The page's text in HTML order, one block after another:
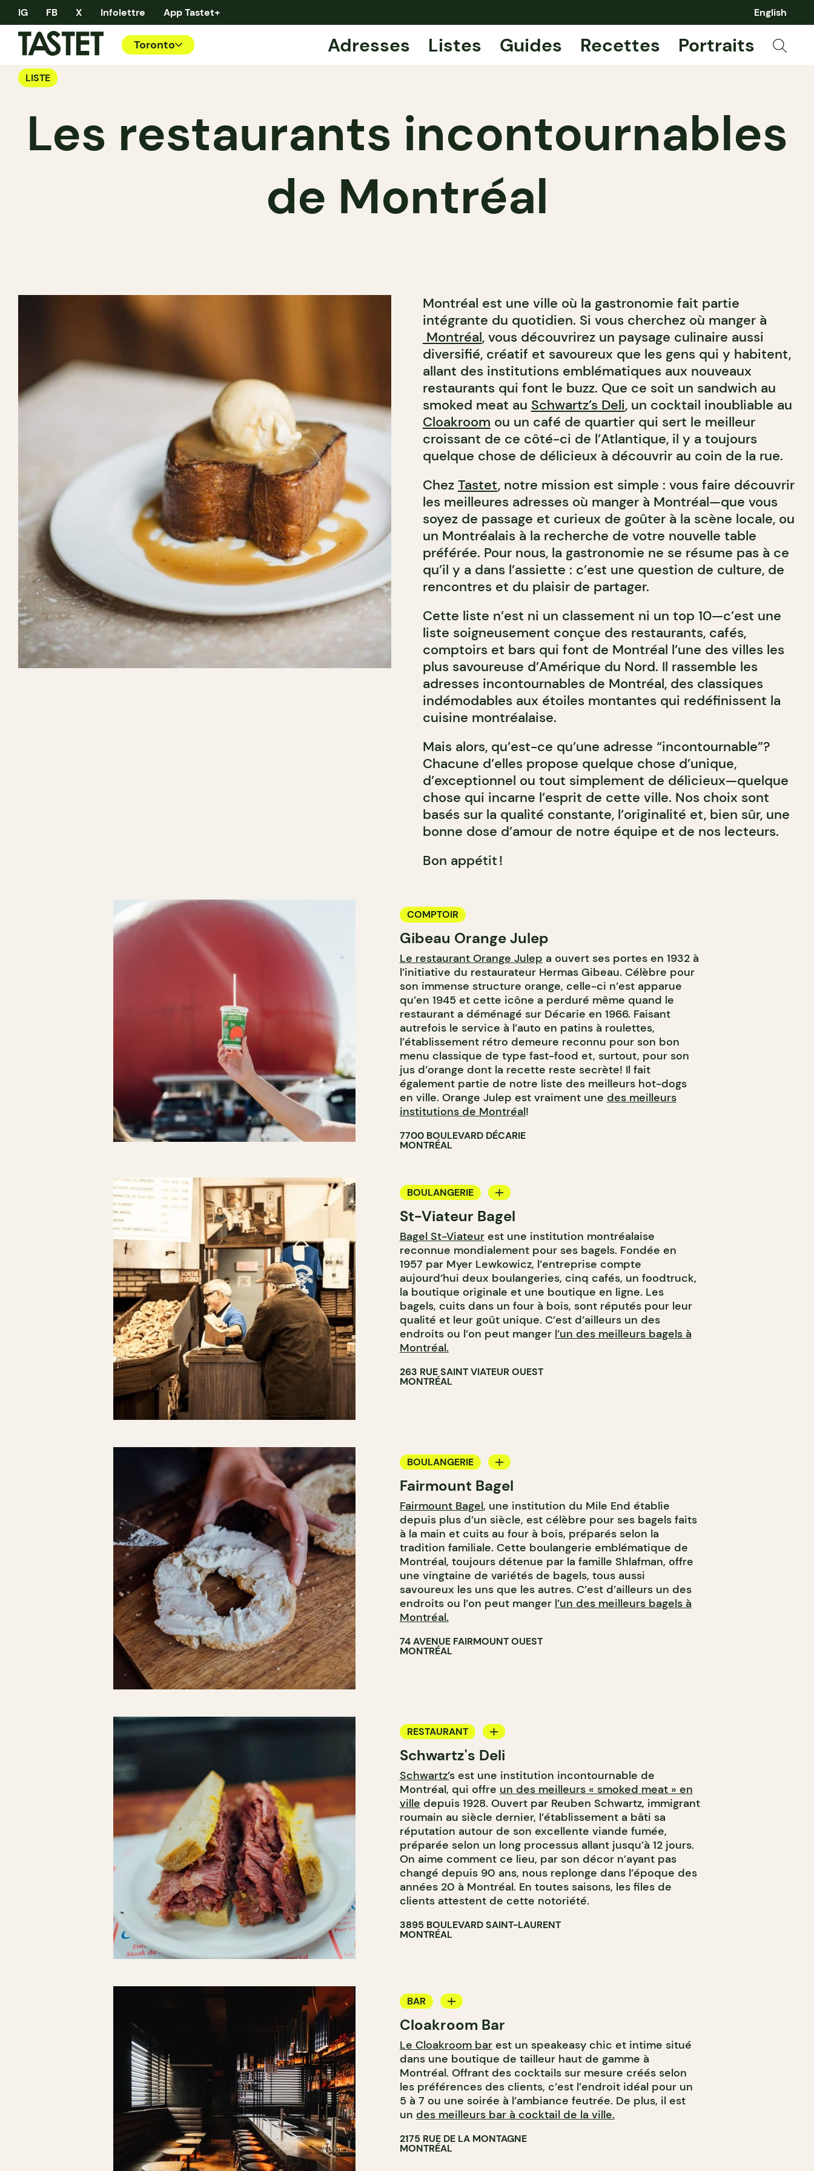
IG FB X Infolettre App Tastet+ English
Toronto Adresses Listes Guides Recettes Portraits
LISTE
Les restaurants incontournables
de Montréal
Montréal est une ville où la gastronomie fait partie
intégrante du quotidien. Si vous cherchez où manger à
Montréal, vous découvrirez un paysage culinaire aussi
diversifié, créatif et savoureux que les gens qui y habitent,
allant des institutions emblématiques aux nouveaux
restaurants qui font le buzz. Que ce soit un sandwich au
smoked meat au Schwartz’s Deli, un cocktail inoubliable au
Cloakroom ou un café de quartier qui sert le meilleur
croissant de ce côté-ci de l’Atlantique, il y a toujours
quelque chose de délicieux à découvrir au coin de la rue.
Chez Tastet, notre mission est simple : vous faire découvrir
les meilleures adresses où manger à Montréal—que vous
soyez de passage et curieux de goûter à la scène locale, ou
un Montréalais à la recherche de votre nouvelle table
préférée. Pour nous, la gastronomie ne se résume pas à ce
qu’il y a dans l’assiette : c’est une question de culture, de
rencontres et du plaisir de partager.
Cette liste n’est ni un classement ni un top 10—c’est une
liste soigneusement conçue des restaurants, cafés,
comptoirs et bars qui font de Montréal l’une des villes les
plus savoureuse d’Amérique du Nord. Il rassemble les
adresses incontournables de Montréal, des classiques
indémodables aux étoiles montantes qui redéfinissent la
cuisine montréalaise.
Mais alors, qu’est-ce qu’une adresse “incontournable”?
Chacune d’elles propose quelque chose d’unique,
d’exceptionnel ou tout simplement de délicieux—quelque
chose qui incarne l’esprit de cette ville. Nos choix sont
basés sur la qualité constante, l’originalité et, bien sûr, une
bonne dose d’amour de notre équipe et de nos lecteurs.
Bon appétit !
COMPTOIR
Gibeau Orange Julep
Le restaurant Orange Julep a ouvert ses portes en 1932 à
l’initiative du restaurateur Hermas Gibeau. Célèbre pour
son immense structure orange, celle-ci n’est apparue
qu’en 1945 et cette icône a perduré même quand le
restaurant a déménagé sur Décarie en 1966. Faisant
autrefois le service à l’auto en patins à roulettes,
l’établissement rétro demeure reconnu pour son bon
menu classique de type fast-food et, surtout, pour son
jus d’orange dont la recette reste secrète! Il fait
également partie de notre liste des meilleurs hot-dogs
en ville. Orange Julep est vraiment une des meilleurs
institutions de Montréal!
7700 BOULEVARD DÉCARIE
MONTRÉAL
BOULANGERIE
COMPTOIR
St-Viateur Bagel
Bagel St-Viateurest une institution montréalaise
reconnue mondialement pour ses bagels. Fondée en
1957 par Myer Lewkowicz, l’entreprise compte
aujourd’hui deux boulangeries, cinq cafés, un foodtruck,
la boutique originale et une boutique en ligne. Les
bagels, cuits dans un four à bois, sont réputés pour leur
qualité et leur goût unique. C’est d’ailleurs un des
endroits ou l’on peut manger l’un des meilleurs bagels à
Montréal.
263 RUE SAINT VIATEUR OUEST
MONTRÉAL
BOULANGERIE
COMPTOIR
Fairmount Bagel
Fairmount Bagel, une institution du Mile End établie
depuis plus d’un siècle, est célèbre pour ses bagels faits
à la main et cuits au four à bois, préparés selon la
tradition familiale. Cette boulangerie emblématique de
Montréal, toujours détenue par la famille Shlafman, offre
une vingtaine de variétés de bagels, tous aussi
savoureux les uns que les autres. C’est d’ailleurs un des
endroits ou l’on peut manger l’un des meilleurs bagels à
Montréal.
74 AVENUE FAIRMOUNT OUEST
MONTRÉAL
RESTAURANT
COMPTOIR
BOUCHERIE
Schwartz's Deli
Schwartz’s est une institution incontournable de
Montréal, qui offre un des meilleurs « smoked meat » en
ville depuis 1928. Ouvert par Reuben Schwartz, immigrant
roumain au siècle dernier, l’établissement a bâti sa
réputation autour de son excellente viande fumée,
préparée selon un long processus allant jusqu’à 12 jours.
On aime comment ce lieu, par son décor n’ayant pas
changé depuis 90 ans, nous replonge dans l’époque des
années 20 à Montréal. En toutes saisons, les files de
clients attestent de cette notoriété.
3895 BOULEVARD SAINT-LAURENT
MONTRÉAL
BAR
BAR À COCKTAIL
Cloakroom Bar
Le Cloakroom barest un speakeasy chic et intime situé
dans une boutique de tailleur haut de gamme à
Montréal. Offrant des cocktails sur mesure créés selon
les préférences des clients, c’est l’endroit idéal pour un
5 à 7 ou une soirée à l’ambiance feutrée. De plus, il est
un des meilleurs bar à cocktail de la ville.
2175 RUE DE LA MONTAGNE
MONTRÉAL